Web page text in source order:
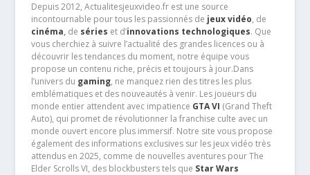
Depuis 2012, Actualitesjeuxvideo.fr est une source
incontournable pour tous les passionnés de jeux vidéo, de
cinéma,de séries et d’innovations technologiques. Que
vous cherchiez à suivre l’actualité des grandes licences ou à
découvrir les tendances du moment, notre équipe vous
propose un contenu riche, précis et toujours à jour.Dans
l’univers du gaming, ne manquez rien des titres les plus
emblématiques et des nouveautés à venir. Les joueurs du
monde entier attendent avec impatience GTA VI (Grand Theft
Auto), qui promet de révolutionner la franchise culte avec un
monde ouvert encore plus immersif. Notre site vous propose
également des informations exclusives sur les jeux vidéo très
attendus en 2025, comme de nouvelles aventures pour The
Elder Scrolls VI, des blockbusters tels que Star Wars